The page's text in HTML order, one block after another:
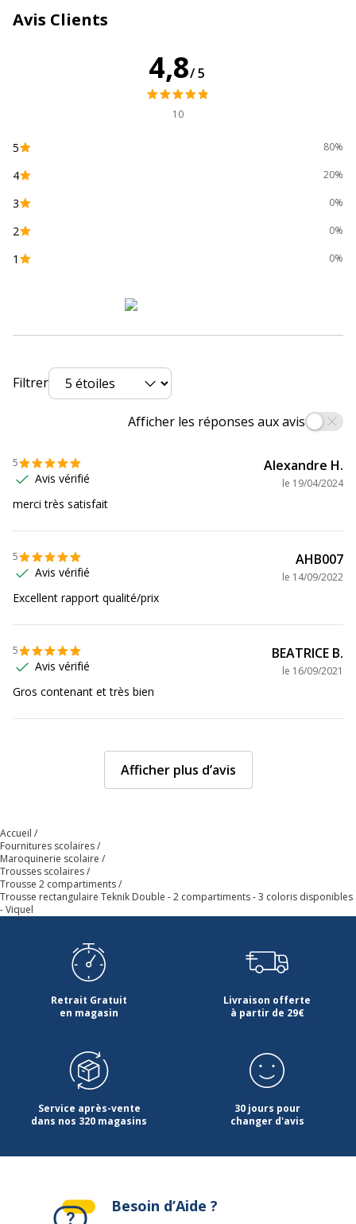
Produit sans plastique
Présence de substance
Données d'identification
Code barre maitre 3135258773486
Marque
Référence produit fabricant 877348-05
Dimensions et poids
Dimensions et poids
Hauteur
Avis Clients
4,8/5
10
5 80%
4 20%
3 0%
2 0%
1 0%
Filtrer
Afficher les réponses aux avis
5
Avis vérifié
Alexandre H.
le 19/04/2024
merci très satisfait
5
Avis vérifié
AHB007
le 14/09/2022
Excellent rapport qualité/prix
5
Avis vérifié
BEATRICE B.
le 16/09/2021
Gros contenant et très bien
Afficher plus d’avis
Accueil
Fournitures scolaires
Maroquinerie scolaire
Trousses scolaires
Trousse 2 compartiments
Trousse rectangulaire Teknik Double - 2 compartiments - 3 coloris disponibles
- Viquel
Retrait Gratuit
en magasin
Livraison offerte
à partir de 29€
Service après-vente
dans nos 320 magasins
30 jours pour
changer d'avis
Besoin d’Aide ?